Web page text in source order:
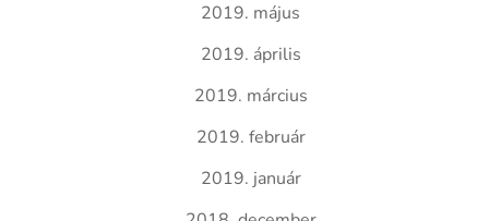
2019. május
2019. április
2019. március
2019. február
2019. január